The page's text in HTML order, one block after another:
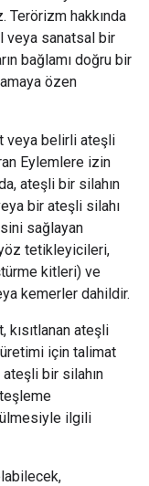
Terörizm hakkında
veya sanatsal bir
bağlamı doğru bir
özen
veya belirli ateşli
Eylemlere izin
ateşli bir silahın
bir ateşli silahı
sağlayan
tetikleyicileri,
kitleri) ve
kemerler dahildir.
kısıtlanan ateşli
için talimat
bir silahın
ilgili